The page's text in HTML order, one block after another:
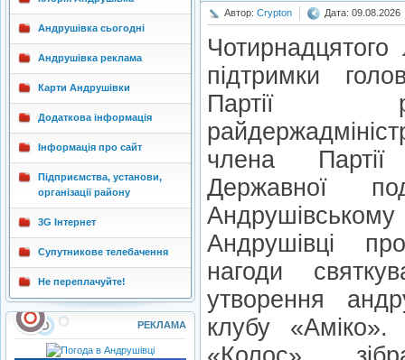
Андрушівка сьогодні
Андрушівка реклама
Карти Андрушівки
Додаткова інформація
Інформація про сайт
Підприємства, установи,
організації району
3G Інтернет
Супутникове телебачення
Не переплачуйте!
РЕКЛАМА
Автор: Crypton Дата: 09.08.2026
Чотирнадцятого
підтримки
Партії
члена Партії
Державної
Андрушівці
нагоди
утворення
клубу «Аміко».